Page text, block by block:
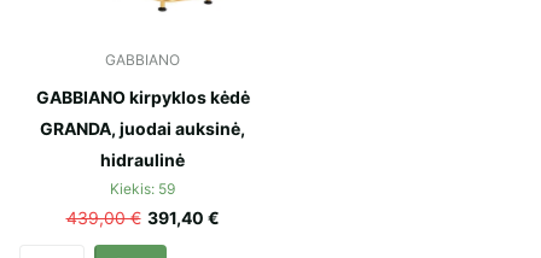
GABBIANO
GABBIANO kirpyklos kėdė
GRANDA, juodai auksinė,
hidraulinė
Kiekis: 59
439,00 € 391,40 €